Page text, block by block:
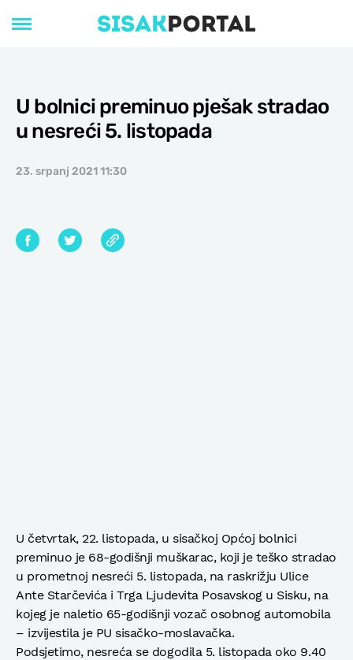
U bolnici preminuo pješak stradao
u nesreći 5. listopada
23. srpanj 2021 11:30
U četvrtak, 22. listopada, u sisačkoj Općoj bolnici
preminuo je 68-godišnji muškarac, koji je teško stradao
u prometnoj nesreći 5. listopada, na raskrižju Ulice
Ante Starčevića i Trga Ljudevita Posavskog u Sisku, na
kojeg je naletio 65-godišnji vozač osobnog automobila
– izvijestila je PU sisačko-moslavačka.
Podsjetimo, nesreća se dogodila 5. listopada oko 9.40